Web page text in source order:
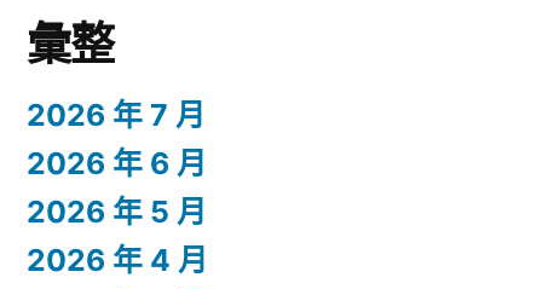
彙整
2026 年 7 月
2026 年 6 月
2026 年 5 月
2026 年 4 月